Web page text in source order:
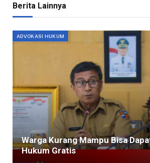
Berita Lainnya
ADVOKASI HUKUM
Warga Kurang Mampu Bisa
Hukum Gratis